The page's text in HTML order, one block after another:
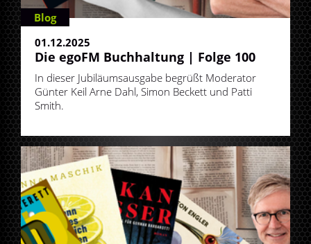
Blog
01.12.2025
Die egoFM Buchhaltung | Folge 100
In dieser Jubiläumsausgabe begrüßt Moderator
Günter Keil Arne Dahl, Simon Beckett und Patti
Smith.